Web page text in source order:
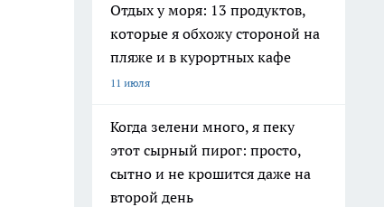
Отдых у моря: 13 продуктов,
которые я обхожу стороной на
пляже и в курортных кафе
11 июля
Когда зелени много, я пеку
этот сырный пирог: просто,
сытно и не крошится даже на
второй день